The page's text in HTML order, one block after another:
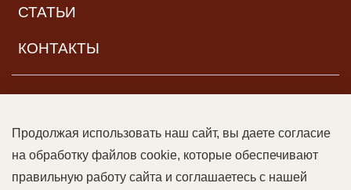
СТАТЬИ
КОНТАКТЫ
© ООО «Читальный зал дяди Гиляя», 2017–2026. Все права
защищены | Возрастная категория:16+Данный сайт может
Продолжая использовать наш сайт, вы даете согласие
на обработку файлов cookie, которые обеспечивают
правильную работу сайта и соглашаетесь с нашей